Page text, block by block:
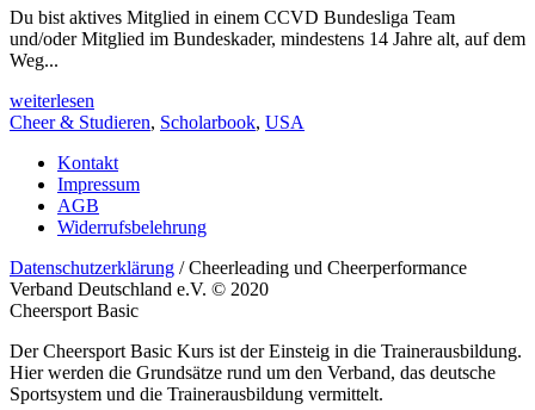
Du bist aktives Mitglied in einem CCVD Bundesliga Team
und/oder Mitglied im Bundeskader, mindestens 14 Jahre alt, auf dem
Weg...
weiterlesen
Cheer & Studieren, Scholarbook, USA
Kontakt
Impressum
AGB
Widerrufsbelehrung
Datenschutzerklärung / Cheerleading und Cheerperformance
Verband Deutschland e.V. © 2020
Cheersport Basic
Der Cheersport Basic Kurs ist der Einsteig in die Trainerausbildung.
Hier werden die Grundsätze rund um den Verband, das deutsche
Sportsystem und die Trainerausbildung vermittelt.